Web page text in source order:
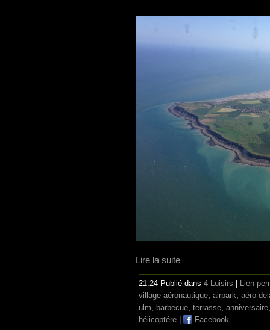
Lire la suite
21:24 Publié dans 4-Loisirs | Lien
village aéronautique airpark aéro-
ulm
barbecue terrasse anniversaire
hélicoptére | Facebook